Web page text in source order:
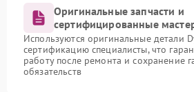
Оригинальные запчасти и
сертифицированные
Используются оригинальные детали
сертификацию специалисты, что
работу после ремонта и сохранение
обязательств